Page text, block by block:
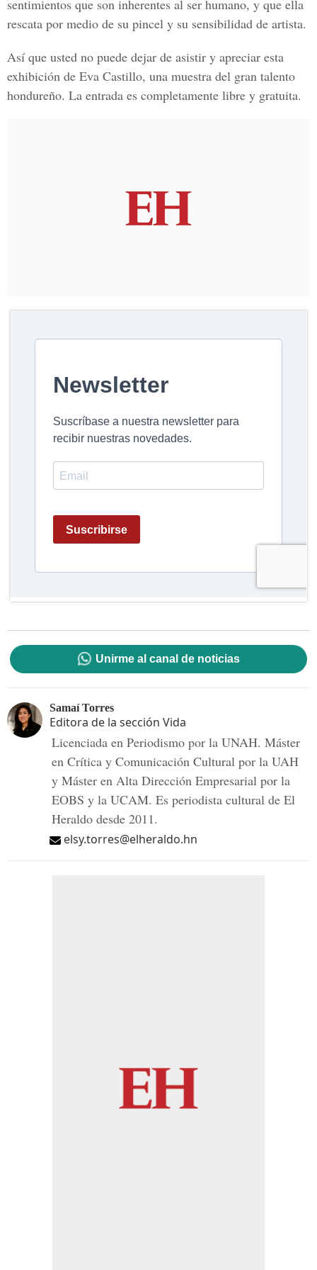
sentimientos que son inherentes al ser humano, y que ella
rescata por medio de su pincel y su sensibilidad de artista.
Así que usted no puede dejar de asistir y apreciar esta
exhibición de Eva Castillo, una muestra del gran talento
hondureño. La entrada es completamente libre y gratuita.
Unirme al canal de noticias
Samaí Torres
Editora de la sección Vida
Licenciada en Periodismo por la UNAH. Máster
en Crítica y Comunicación Cultural por la UAH
y Máster en Alta Dirección Empresarial por la
EOBS y la UCAM. Es periodista cultural de El
Heraldo desde 2011.
elsy.torres@elheraldo.hn